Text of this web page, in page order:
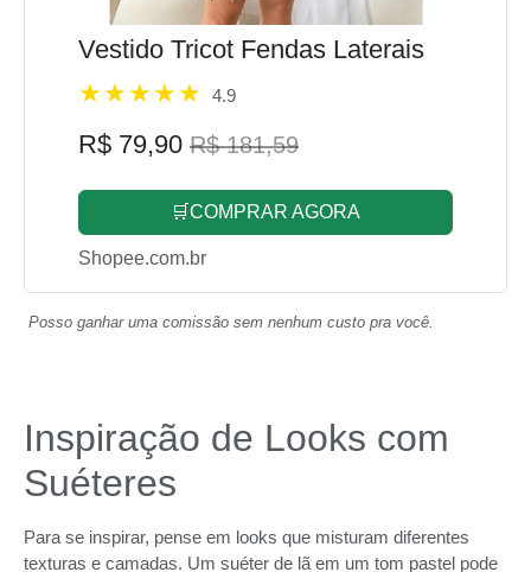
Vestido Tricot Fendas Laterais
4.9
R$ 79,90 R$ 181,59
🛒COMPRAR AGORA
Shopee.com.br
Posso ganhar uma comissão sem nenhum custo pra você.
Inspiração de Looks com
Suéteres
Para se inspirar, pense em looks que misturam diferentes
texturas e camadas. Um suéter de lã em um tom pastel pode